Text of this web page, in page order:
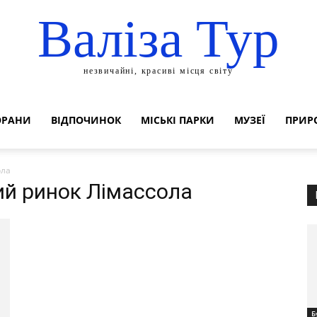
Валіза Тур
незвичайні, красиві місця світу
ВІДПОЧИНОК МІСЬКІ ПАРКИ МУЗЕЇ
ринок Лімассола